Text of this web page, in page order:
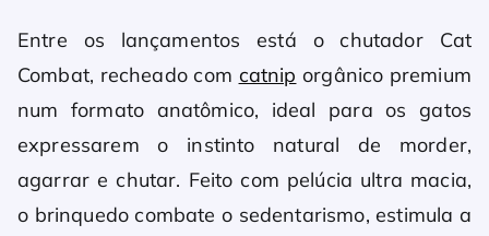
Entre os lançamentos está o chutador Cat
Combat, recheado com catnip orgânico premium
num formato anatômico, ideal para os gatos
expressarem o instinto natural de morder,
agarrar e chutar. Feito com pelúcia ultra macia,
o brinquedo combate o sedentarismo, estimula a